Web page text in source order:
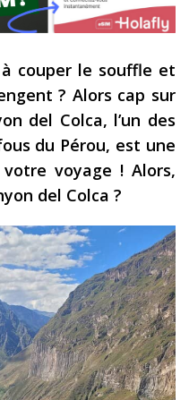
!
voyage
couper le souffle et
? Alors cap sur
del Colca, l’un des
du Pérou, est une
voyage ! Alors,
del Colca ?